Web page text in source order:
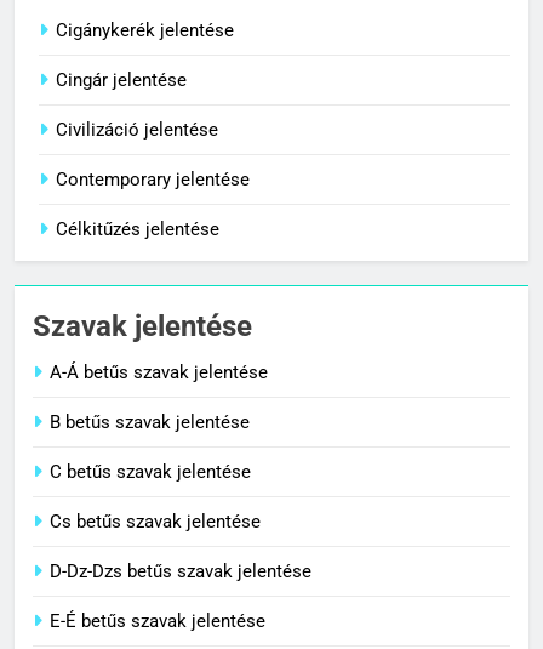
8
Centenárium jelentése
1
Cigánykerék jelentése
C BETŰS SZAVAK JELENTÉSE
C BETŰS SZAVAK JELENTÉSE
3
Cigánykerék jelentése
Cingár jelentése
Civilizáció jelentése
Contemporary jelentése
Célkitűzés jelentése
Szavak jelentése
A-Á betűs szavak jelentése
B betűs szavak jelentése
C betűs szavak jelentése
Cs betűs szavak jelentése
D-Dz-Dzs betűs szavak jelentése
E-É betűs szavak jelentése